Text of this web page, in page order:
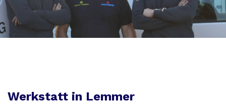
Werkstatt in Lemmer